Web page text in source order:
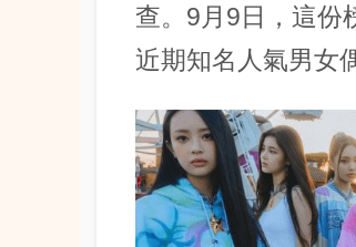
查。9月9日，這份
近期知名人氣男女